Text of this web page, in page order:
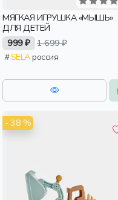
МЯГКАЯ ИГРУШКА «МЫШЬ»
ДЛЯ ДЕТЕЙ
999 ₽ 1 699 ₽
SELAроссия
- 38 %